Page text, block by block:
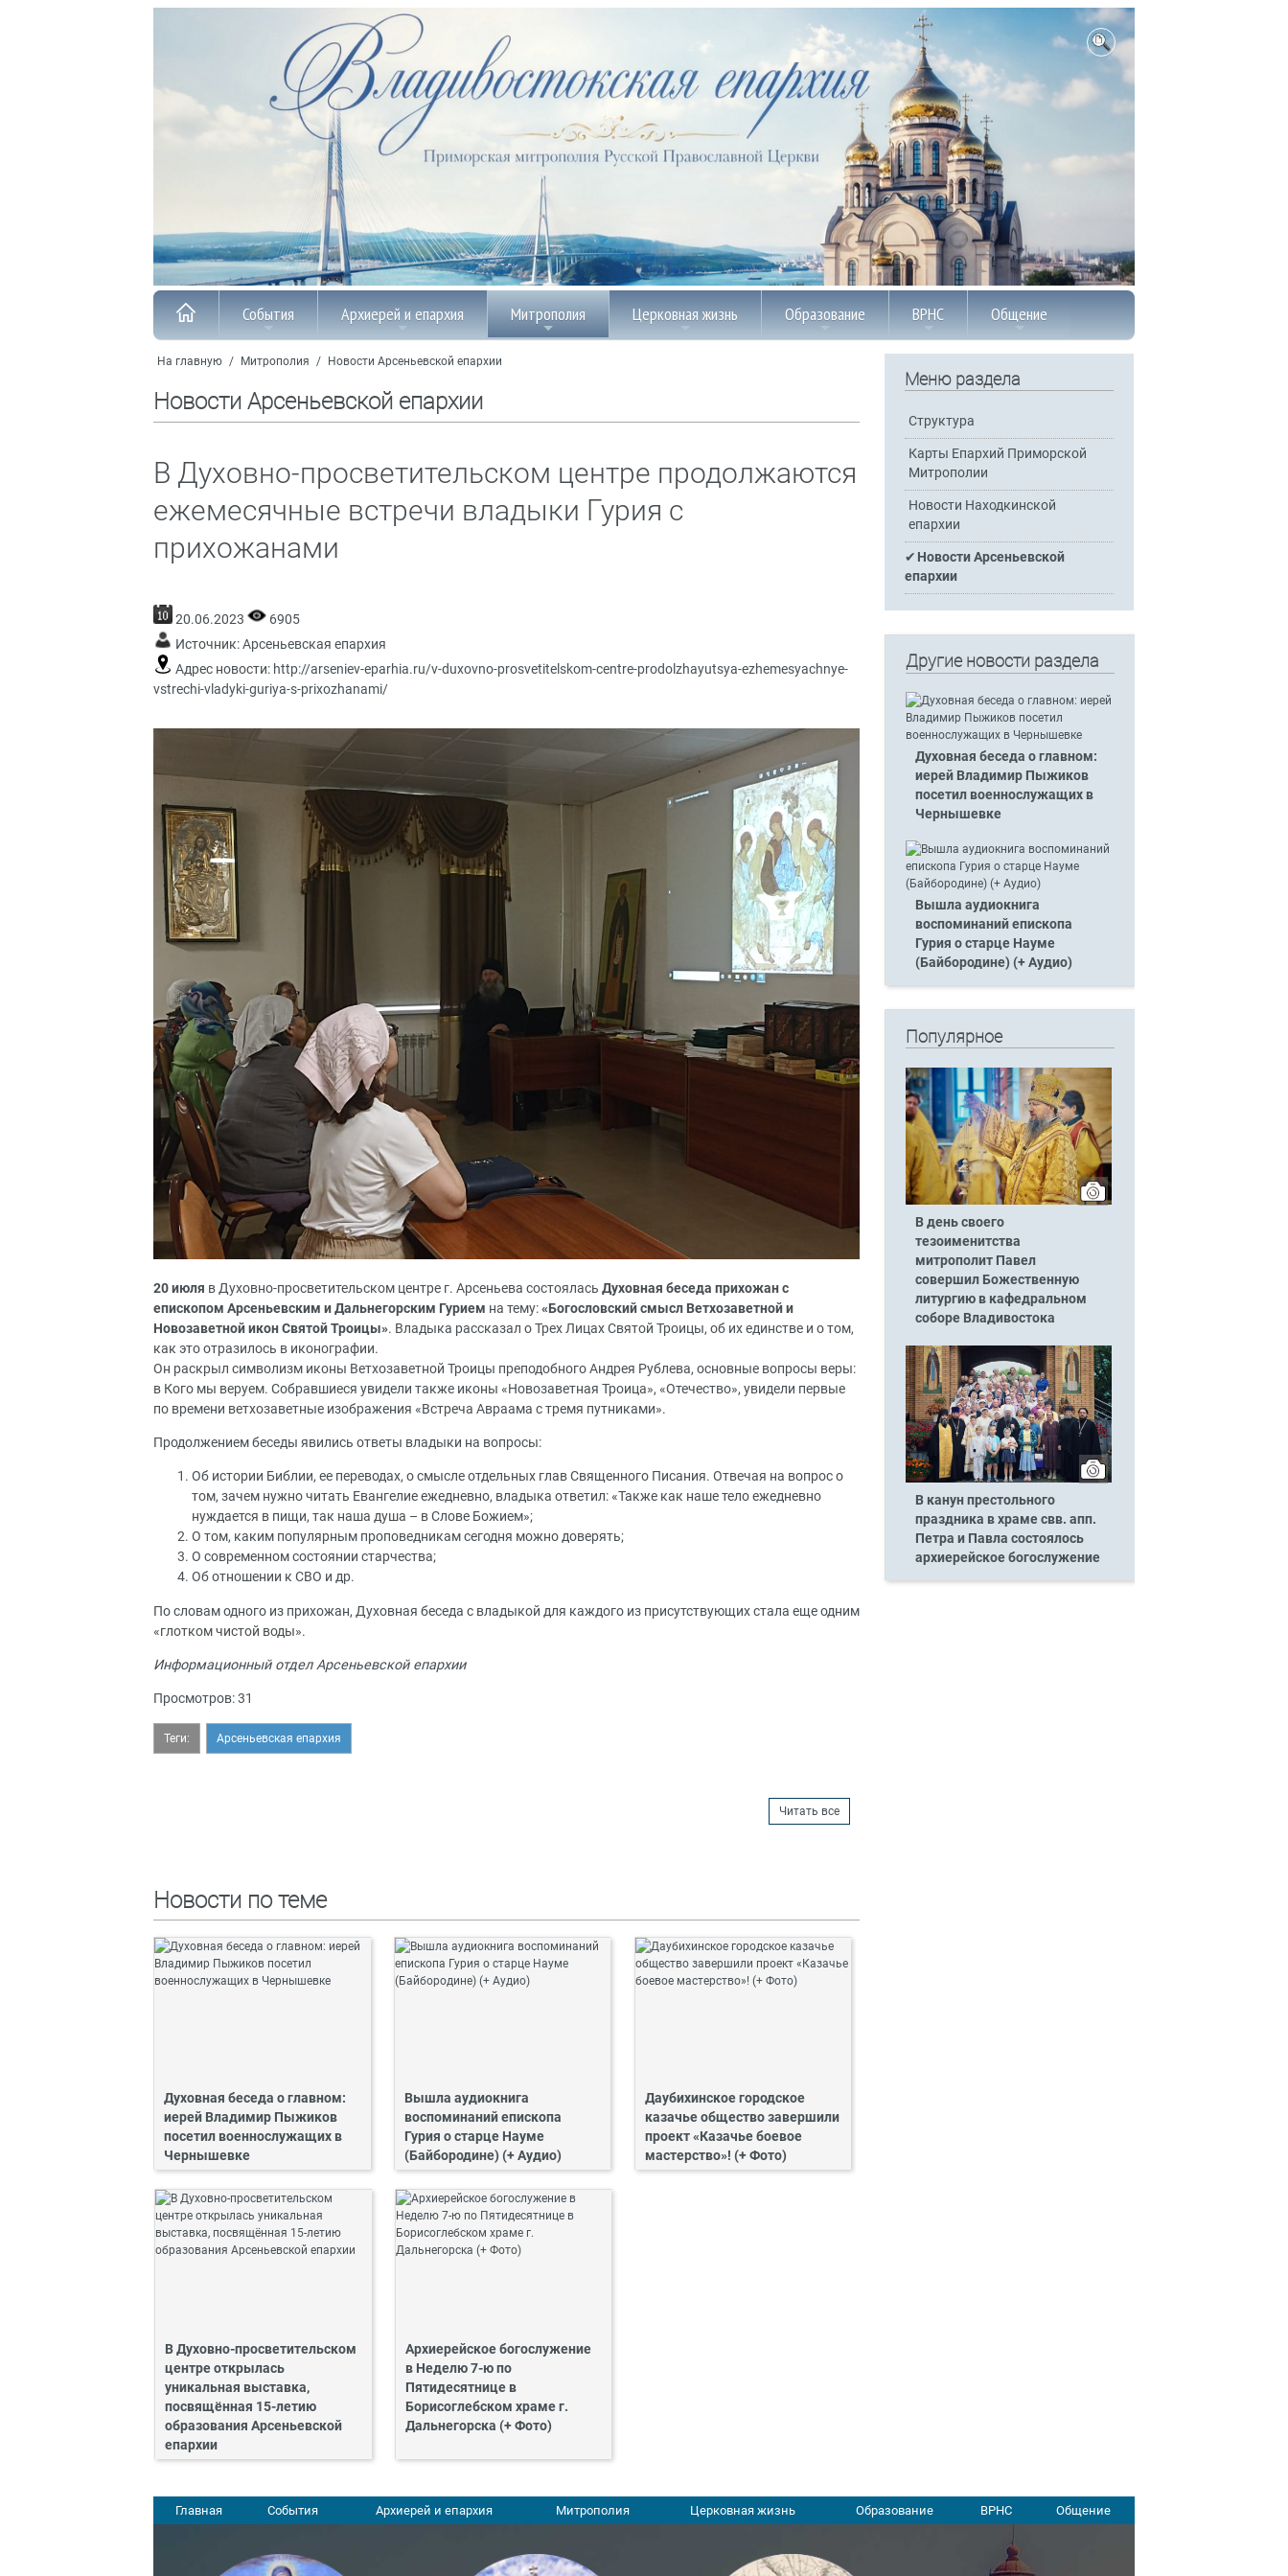
События Архиерей и епархия Митрополия Церковная жизнь Образование ВРНС Общение
На главную / Митрополия / Новости Арсеньевской епархии
Новости Арсеньевской епархии
В Духовно-просветительском центре продолжаются
ежемесячные встречи владыки Гурия с
прихожанами
20.06.2023
6905
Источник:Арсеньевская епархия
Адрес новости: http://arseniev-eparhia.ru/v-duxovno-prosvetitelskom-centre-prodolzhayutsya-ezhemesyachnye-
vstrechi-vladyki-guriya-s-prixozhanami/
20 июля в Духовно-просветительском центре г. Арсеньева состоялась Духовная беседа прихожан с
епископом Арсеньевским и Дальнегорским Гурием на тему:«Богословский смысл Ветхозаветной и
Новозаветной икон Святой Троицы». Владыка рассказал о Трех Лицах Святой Троицы, об их единстве и о том,
как это отразилось в иконографии.
Он раскрыл символизм иконы Ветхозаветной Троицы преподобного Андрея Рублева, основные вопросы веры:
в Кого мы веруем. Собравшиеся увидели также иконы «Новозаветная Троица», «Отечество», увидели первые
по времени ветхозаветные изображения «Встреча Авраама с тремя путниками».
Продолжением беседы явились ответы владыки на вопросы:
Об истории Библии, ее переводах, о смысле отдельных глав Священного Писания. Отвечая на вопрос о
том, зачем нужно читать Евангелие ежедневно, владыка ответил: «Также как наше тело ежедневно
нуждается в пищи, так наша душа – в Слове Божием»;
О том, каким популярным проповедникам сегодня можно доверять;
О современном состоянии старчества;
Об отношении к СВО и др.
По словам одного из прихожан, Духовная беседа с владыкой для каждого из присутствующих стала еще одним
«глотком чистой воды».
Информационный отдел Арсеньевской епархии
Просмотров: 31
Теги: Арсеньевская епархия
Читать все
Новости по теме
Духовная беседа о главном:
иерей Владимир Пыжиков
посетил военнослужащих в
Чернышевке
Вышла аудиокнига
воспоминаний епископа
Гурия о старце Науме
(Байбородине) (+ Аудио)
Даубихинское городское
казачье общество завершили
проект «Казачье боевое
мастерство»! (+ Фото)
В Духовно-просветительском
центре открылась
уникальная выставка,
посвящённая 15-летию
образования Арсеньевской
епархии
Архиерейское богослужение
в Неделю 7-ю по
Пятидесятнице в
Борисоглебском храме г.
Дальнегорска (+ Фото)
Меню раздела
Структура
Карты Епархий Приморской
Митрополии
Новости Находкинской
епархии
Новости Арсеньевской
епархии
Другие новости раздела
Духовная беседа о главном:
иерей Владимир Пыжиков
посетил военнослужащих в
Чернышевке
Вышла аудиокнига
воспоминаний епископа
Гурия о старце Науме
(Байбородине) (+ Аудио)
Популярное
В день своего
тезоименитства
митрополит Павел
совершил Божественную
литургию в кафедральном
соборе Владивостока
В канун престольного
праздника в храме свв. апп.
Петра и Павла состоялось
архиерейское богослужение
Главная События Архиерей и епархия Митрополия Церковная жизнь Образование ВРНС Общение